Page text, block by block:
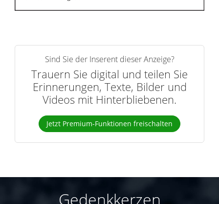
Sind Sie der Inserent dieser Anzeige?
Trauern Sie digital und teilen Sie
Erinnerungen, Texte, Bilder und
Videos mit Hinterbliebenen.
Jetzt Premium-Funktionen freischalten
Gedenkkerzen